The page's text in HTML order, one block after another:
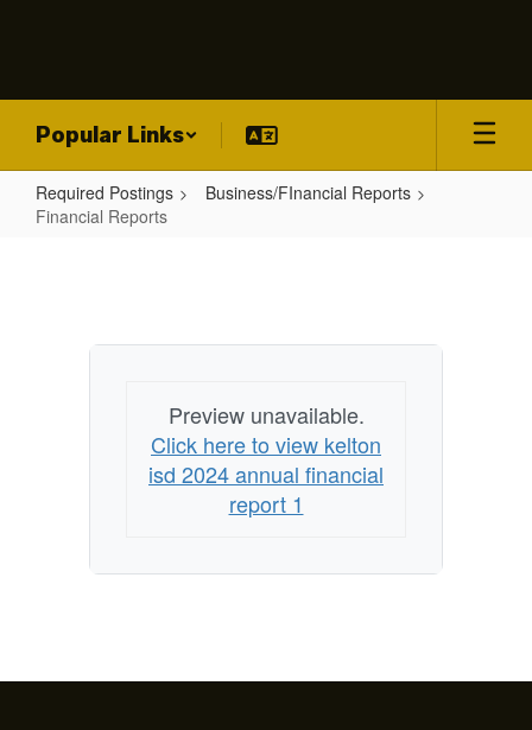
Popular Links
Required Postings
Business/FInancial Reports
Financial Reports
Preview unavailable.
Click here to view kelton
isd 2024 annual financial
report 1